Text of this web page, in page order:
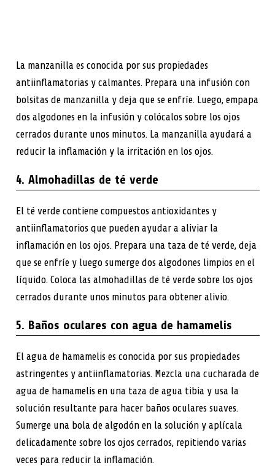
La manzanilla es conocida por sus propiedades
antiinflamatorias y calmantes. Prepara una infusión con
bolsitas de manzanilla y deja que se enfríe. Luego, empapa
dos algodones en la infusión y colócalos sobre los ojos
cerrados durante unos minutos. La manzanilla ayudará a
reducir la inflamación y la irritación en los ojos.
4. Almohadillas de té verde
El té verde contiene compuestos antioxidantes y
antiinflamatorios que pueden ayudar a aliviar la
inflamación en los ojos. Prepara una taza de té verde, deja
que se enfríe y luego sumerge dos algodones limpios en el
líquido. Coloca las almohadillas de té verde sobre los ojos
cerrados durante unos minutos para obtener alivio.
5. Baños oculares con agua de hamamelis
El agua de hamamelis es conocida por sus propiedades
astringentes y antiinflamatorias. Mezcla una cucharada de
agua de hamamelis en una taza de agua tibia y usa la
solución resultante para hacer baños oculares suaves.
Sumerge una bola de algodón en la solución y aplícala
delicadamente sobre los ojos cerrados, repitiendo varias
veces para reducir la inflamación.